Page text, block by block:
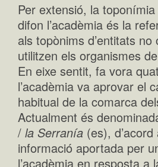
Per extensió, la
difon l’acadèmia és la
als topònims d’entitats no
utilitzen els organismes
En eixe sentit, fa vora
l’acadèmia va aprovar el
habitual de la comarca
Actualment és
/ la Serranía (es),
informació aportada per
l’acadèmia en resposta a